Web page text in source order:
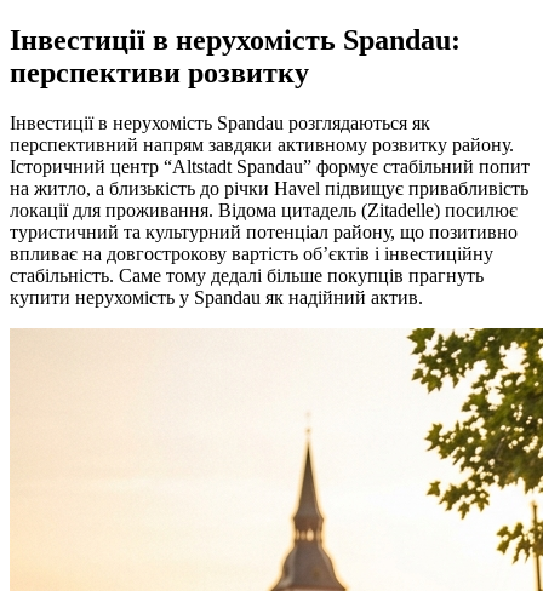
Інвестиції в нерухомість Spandau:
перспективи розвитку
Інвестиції в нерухомість Spandau розглядаються як
перспективний напрям завдяки активному розвитку району.
Історичний центр “Altstadt Spandau” формує стабільний попит
на житло, а близькість до річки Havel підвищує привабливість
локації для проживання. Відома цитадель (Zitadelle) посилює
туристичний та культурний потенціал району, що позитивно
впливає на довгострокову вартість об’єктів і інвестиційну
стабільність. Саме тому дедалі більше покупців прагнуть
купити нерухомість у Spandau як надійний актив.